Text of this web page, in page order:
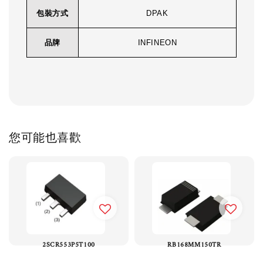
包裝方式 DPAK
品牌 INFINEON
您可能也喜歡
2SCR553P5T100 RB168MM150TR